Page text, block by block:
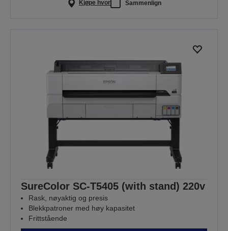
Kjøpe hvor Sammenlign
SureColor SC-T5405 (with stand) 220v
Rask, nøyaktig og presis
Blekkpatroner med høy kapasitet
Frittstående